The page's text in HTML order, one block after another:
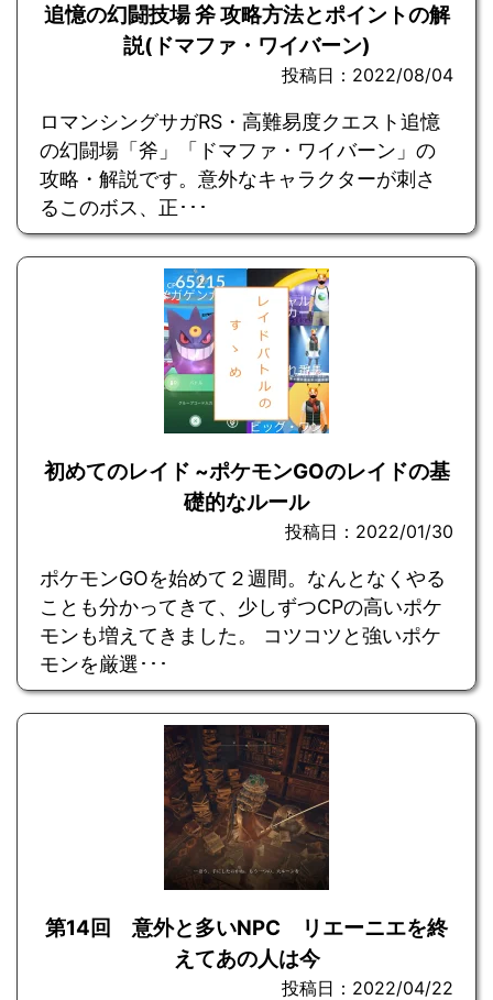
追憶の幻闘技場 斧 攻略方法とポイントの解
説(ドマファ・ワイバーン)
投稿日：2022/08/04
ロマンシングサガRS・高難易度クエスト追憶
の幻闘場「斧」「ドマファ・ワイバーン」の
攻略・解説です。意外なキャラクターが刺さ
るこのボス、正･･･
初めてのレイド ~ポケモンGOのレイドの基
礎的なルール
投稿日：2022/01/30
ポケモンGOを始めて２週間。なんとなくやる
ことも分かってきて、少しずつCPの高いポケ
モンも増えてきました。 コツコツと強いポケ
モンを厳選･･･
第14回 意外と多いNPC リエーニエを終
えてあの人は今
投稿日：2022/04/22